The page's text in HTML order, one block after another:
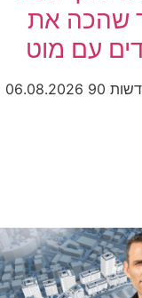
שהכה את
עם מוט
90
06.08.2026